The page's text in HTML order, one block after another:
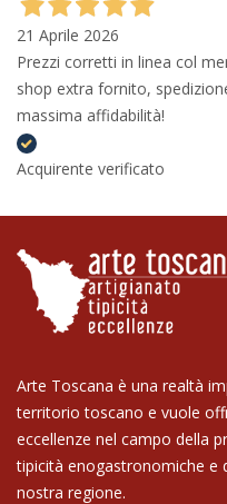
21 Aprile 2026
Prezzi corretti in linea col
shop extra fornito,
massima affidabilità!
Acquirente verificato
Arte Toscana è una realtà
territorio toscano e vuole
eccellenze nel campo della
tipicità enogastronomiche e
nostra regione.